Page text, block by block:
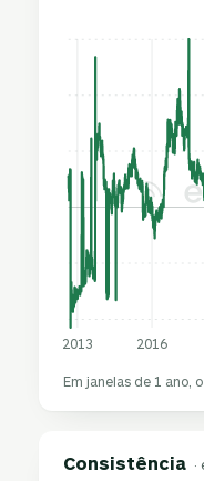
2013 2016
Em janelas de 1 ano,
Consistência